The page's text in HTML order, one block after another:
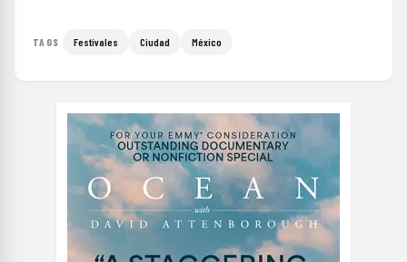
TAGS Festivales Ciudad México